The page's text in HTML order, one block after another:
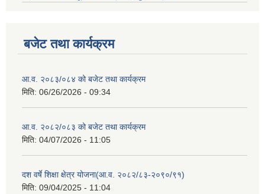
बजेट तथा कार्यक्रम
आ.व. २०८३/०८४ को बजेट तथा कार्यक्रम
मिति: 06/26/2026 - 09:34
आ.व. २०८२/०८३ को बजेट तथा कार्यक्रम
मिति: 04/07/2026 - 11:05
दश वर्षे शिक्षा क्षेत्र योजना(आ.व. २०८२/८३-२०९०/९१)
मिति: 09/04/2025 - 11:04